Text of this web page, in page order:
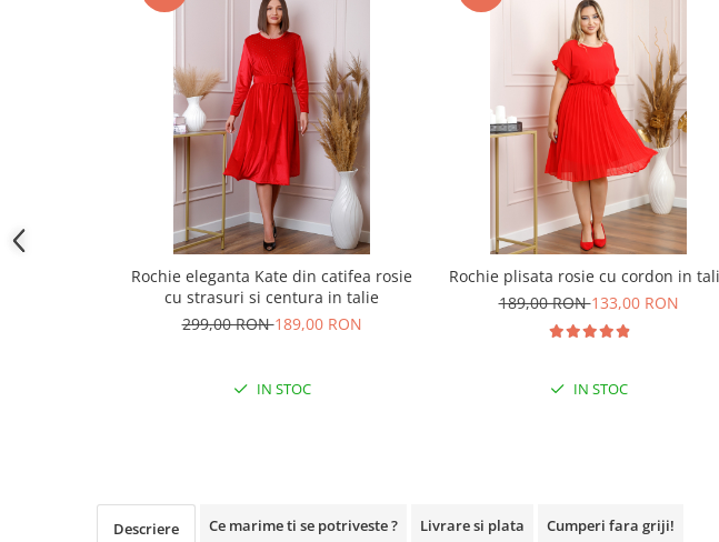
Rochie eleganta Kate din catifea rosie
cu strasuri si centura in talie
299,00 RON189,00 RON
IN STOC
Rochie plisata rosie cu cordon in
189,00 RON133,00 RON
IN STOC
Descriere Ce marime ti se potriveste ? Livrare si plata Cumperi fara griji!